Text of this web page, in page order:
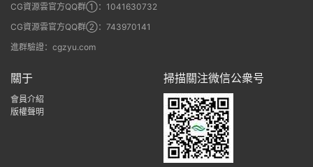
CG資源雲官方QQ群①：1041630732
CG資源雲官方QQ群②：743970141
進群驗證：cgzyu.com
關于
會員介紹
版權聲明
掃描關注微信公衆号